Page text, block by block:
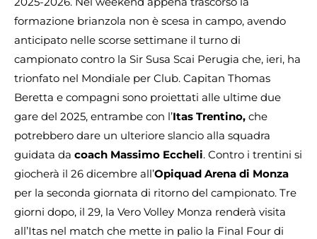
formazione brianzola non è scesa in campo, avendo
anticipato nelle scorse settimane il turno di
campionato contro la Sir Susa Scai Perugia che, ieri, ha
trionfato nel Mondiale per Club. Capitan Thomas
Beretta e compagni sono proiettati alle ultime due
gare del 2025, entrambe con l’Itas Trentino, che
potrebbero dare un ulteriore slancio alla squadra
guidata da coach Massimo Eccheli. Contro i trentini si
giocherà il 26 dicembre all’Opiquad Arena di Monza
per la seconda giornata di ritorno del campionato. Tre
giorni dopo, il 29, la Vero Volley Monza renderà visita
all’Itas nel match che mette in palio la Final Four di